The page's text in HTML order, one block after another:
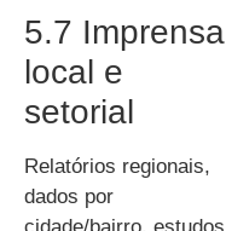
5.7 Imprensa
local e
setorial
Relatórios regionais,
dados por